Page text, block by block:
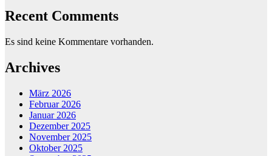
Recent Comments
Es sind keine Kommentare vorhanden.
Archives
März 2026
Februar 2026
Januar 2026
Dezember 2025
November 2025
Oktober 2025